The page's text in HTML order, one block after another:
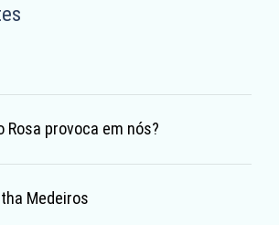
Rosa provoca em nós?
Medeiros